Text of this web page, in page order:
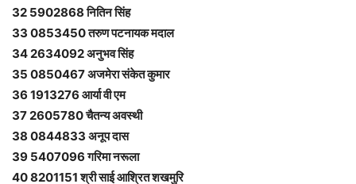
32 5902868 नितिन सिंह
33 0853450 तरुण पटनायक मदाल
34 2634092 अनुभव सिंह
35 0850467 अजमेरा संकेत कुमार
36 1913276 आर्या वी एम
37 2605780 चैतन्य अवस्थी
38 0844833 अनूप दास
39 5407096 गरिमा नरूला
40 8201151 श्री साई आश्रित शखमुरि